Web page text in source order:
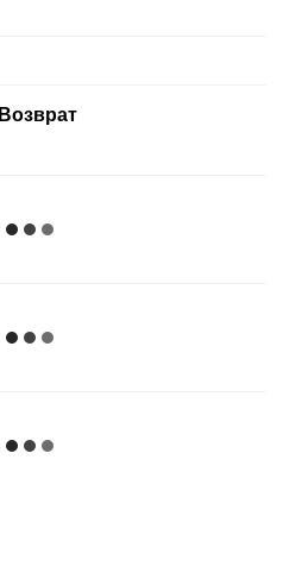
Возврат